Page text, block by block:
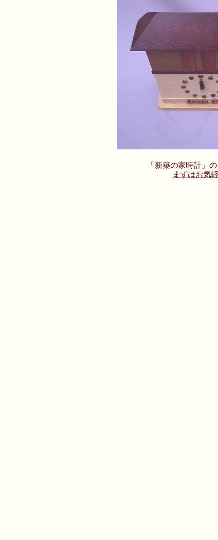
「新築の家時計」
まずはお気